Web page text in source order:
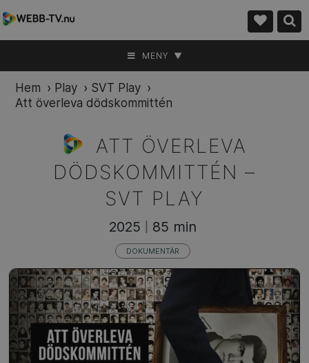
MENY ▼
Hem › Play › SVT Play ›
Att överleva dödskommittén
ATT ÖVERLEVA
DÖDSKOMMITTÉN –
SVT PLAY
2025 85 min
DOKUMENTÄR